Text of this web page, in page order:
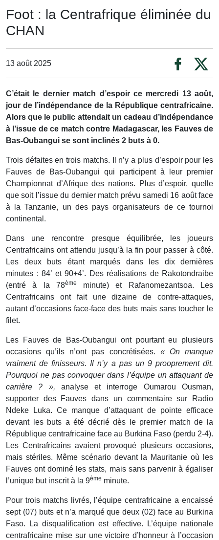
Foot : la Centrafrique éliminée du
CHAN
13 août 2025
C’était le dernier match d’espoir ce mercredi 13 août,
jour de l’indépendance de la République centrafricaine.
Alors que le public attendait un cadeau d’indépendance
à l’issue de ce match contre Madagascar, les Fauves de
Bas-Oubangui se sont inclinés 2 buts à 0.
Trois défaites en trois matchs. Il n’y a plus d’espoir pour les
Fauves de Bas-Oubangui qui participent à leur premier
Championnat d’Afrique des nations. Plus d’espoir, quelle
que soit l’issue du dernier match prévu samedi 16 août face
à la Tanzanie, un des pays organisateurs de ce tournoi
continental.
Dans une rencontre presque équilibrée, les joueurs
Centrafricains ont attendu jusqu’à la fin pour passer à côté.
Les deux buts étant marqués dans les dix dernières
minutes : 84’ et 90+4’. Des réalisations de Rakotondraibe
(entré à la 78ème
minute) et Rafanomezantsoa. Les
Centrafricains ont fait une dizaine de contre-attaques,
autant d’occasions face-face des buts mais sans toucher le
filet.
Les Fauves de Bas-Oubangui ont pourtant eu plusieurs
occasions qu’ils n’ont pas concrétisées. « On manque
vraiment de finisseurs. Il n’y a pas un 9 prooprement dit.
Pourquoi ne pas convoquer dans l’équipe un attaquant de
carrière ? », analyse et interroge Oumarou Ousman,
supporter des Fauves dans un commentaire sur Radio
Ndeke Luka. Ce manque d’attaquant de pointe efficace
devant les buts a été décrié dès le premier match de la
République centrafricaine face au Burkina Faso (perdu 2-4).
Les Centrafricains avaient provoqué plusieurs occasions,
mais stériles. Même scénario devant la Mauritanie où les
Fauves ont dominé les stats, mais sans parvenir à égaliser
l’unique but inscrit à la 9ème minute.
Pour trois matchs livrés, l’équipe centrafricaine a encaissé
sept (07) buts et n’a marqué que deux (02) face au Burkina
Faso. La disqualification est effective. L’équipe nationale
centrafricaine mise sur une victoire d’honneur à l’occasion